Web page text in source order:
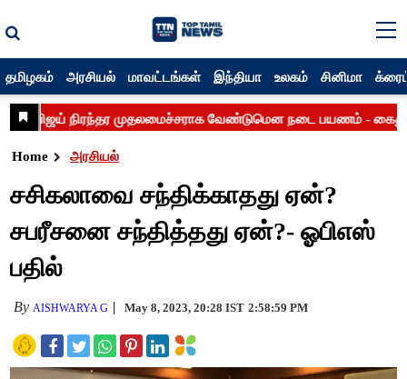
தமிழகம் அரசியல் மாவட்டங்கள் இந்தியா உலகம் சினிமா
Home அரசியல்
சசிகலாவை சந்திக்காதது ஏன்?
சபரீசனை சந்தித்தது ஏன்?- ஓபிஎஸ்
பதில்
By AISHWARYA G May 8, 2023, 20:28 IST 2:58:59 PM